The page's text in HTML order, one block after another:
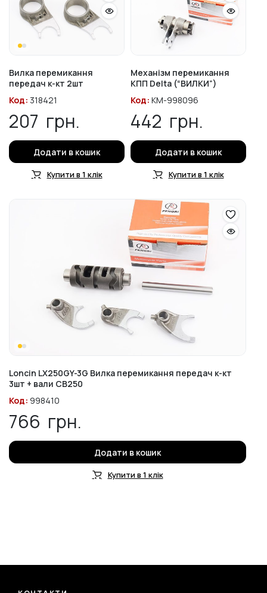
Вилка перемикання
передач к-кт 2шт
Код: 318421
207 грн.
Додати в кошик
Купити в 1 клік
Механізм перемикання
КПП Delta (“ВИЛКИ”)
Код: KM-998096
442 грн.
Додати в кошик
Купити в 1 клік
Loncin LX250GY-3G Вилка перемикання передач к-кт
3шт + вали СВ250
Код: 998410
766 грн.
Додати в кошик
Купити в 1 клік